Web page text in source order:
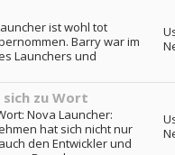
ist wohl tot
Barry war im
Launchers und
zu Wort
Nova Launcher:
hat sich nicht nur
den Entwickler und